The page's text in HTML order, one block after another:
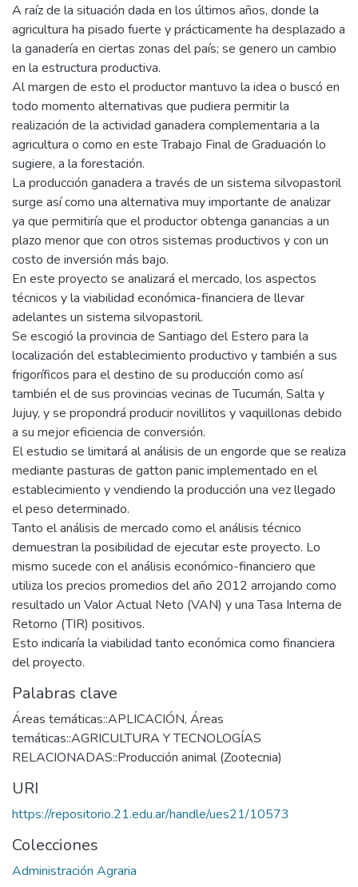
A raíz de la situación dada en los últimos años, donde la
agricultura ha pisado fuerte y prácticamente ha desplazado a
la ganadería en ciertas zonas del país; se genero un cambio
en la estructura productiva.
Al margen de esto el productor mantuvo la idea o buscó en
todo momento alternativas que pudiera permitir la
realización de la actividad ganadera complementaria a la
agricultura o como en este Trabajo Final de Graduación lo
sugiere, a la forestación.
La producción ganadera a través de un sistema silvopastoril
surge así como una alternativa muy importante de analizar
ya que permitiría que el productor obtenga ganancias a un
plazo menor que con otros sistemas productivos y con un
costo de inversión más bajo.
En este proyecto se analizará el mercado, los aspectos
técnicos y la viabilidad económica-financiera de llevar
adelantes un sistema silvopastoril.
Se escogió la provincia de Santiago del Estero para la
localización del establecimiento productivo y también a sus
frigoríficos para el destino de su producción como así
también el de sus provincias vecinas de Tucumán, Salta y
Jujuy, y se propondrá producir novillitos y vaquillonas debido
a su mejor eficiencia de conversión.
El estudio se limitará al análisis de un engorde que se realiza
mediante pasturas de gatton panic implementado en el
establecimiento y vendiendo la producción una vez llegado
el peso determinado.
Tanto el análisis de mercado como el análisis técnico
demuestran la posibilidad de ejecutar este proyecto. Lo
mismo sucede con el análisis económico-financiero que
utiliza los precios promedios del año 2012 arrojando como
resultado un Valor Actual Neto (VAN) y una Tasa Interna de
Retorno (TIR) positivos.
Esto indicaría la viabilidad tanto económica como financiera
del proyecto.
Palabras clave
Áreas temáticas::APLICACIÓN, Áreas
temáticas::AGRICULTURA Y TECNOLOGÍAS
RELACIONADAS::Producción animal (Zootecnia)
URI
https://repositorio.21.edu.ar/handle/ues21/10573
Colecciones
Administración Agraria